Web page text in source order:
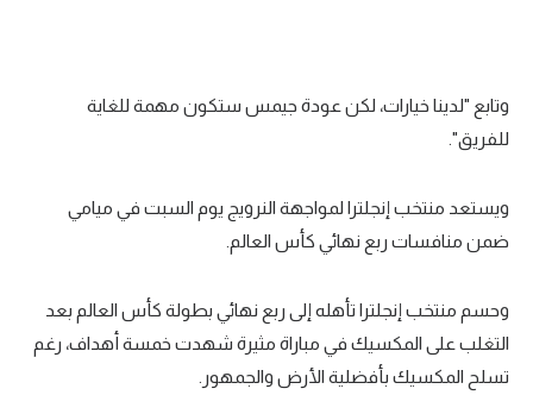
وتابع "لدينا خيارات، لكن عودة جيمس ستكون مهمة للغاية
للفريق".
ويستعد منتخب إنجلترا لمواجهة النرويج يوم السبت في ميامي
ضمن منافسات ربع نهائي كأس العالم.
وحسم منتخب إنجلترا تأهله إلى ربع نهائي بطولة كأس العالم بعد
التغلب على المكسيك في مباراة مثيرة شهدت خمسة أهداف، رغم
تسلح المكسيك بأفضلية الأرض والجمهور.